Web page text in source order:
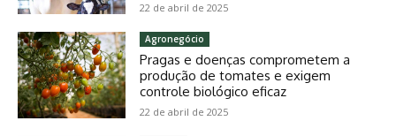
22 de abril de 2025
Agronegócio
Pragas e doenças comprometem a
produção de tomates e exigem
controle biológico eficaz
22 de abril de 2025